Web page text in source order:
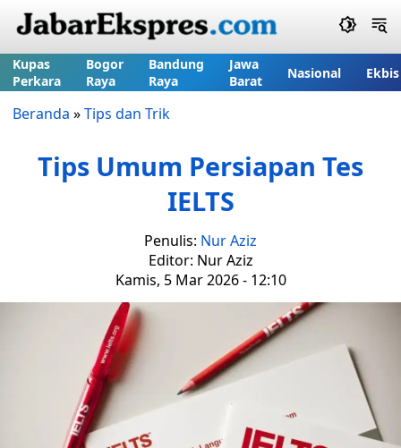
Kupas
Perkara
Bogor
Raya
Bandung
Raya
Jawa
Barat
Nasional Ekbis
Beranda »Tips dan Trik
Tips Umum Persiapan Tes
IELTS
Penulis: Nur Aziz
Editor: Nur Aziz
Kamis, 5 Mar 2026 - 12:10